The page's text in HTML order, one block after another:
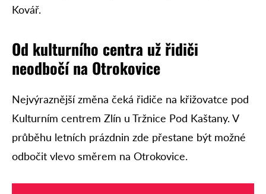
Kovář.
Od kulturního centra už řidiči
neodbočí na Otrokovice
Nejvýraznější změna čeká řidiče na křižovatce pod
Kulturním centrem Zlín u Tržnice Pod Kaštany. V
průběhu letních prázdnin zde přestane být možné
odbočit vlevo směrem na Otrokovice.